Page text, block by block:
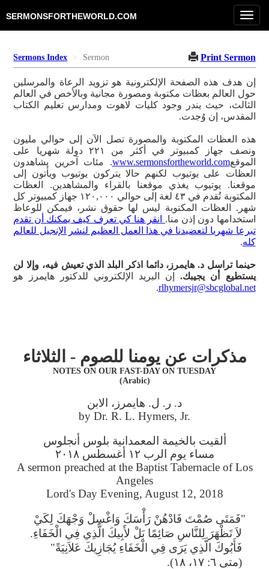
SERMONSFORTHEWORLD.COM
Sermons Index Sermon Print Sermon
إن هدف هذه الصفحة الإلكترونية هو تزويد الرعاة والمرسلين
حول العالم بعظات مكتوبة ومصورة مجانية وبالأخص في العالم
الثالث، حيث يندر وجود كليات لاهوت ومدارس تعليم الكتاب
المقدس، إن وُجدت.
هذه العظات المكتوبة والمصورة تصل الآن إلى حوالي مليون
ونصف جهاز كمبيوتر في أكثر من ٢٢١ دولة شهريا على
الموقعwww.sermonsfortheworld.com. مئات آخرين يشاهدون
العظات على يوتيوب لكنهم حالا يتركون يوتيوب ويأتون إلى
موقعنا. يوتيوب يغذي موقعنا بالقراء والمشاهدين. العظات
المكتوبة تُقدم في ٤٣ لغة إلى حوالي ١٢٠,٠٠٠ جهاز كمبيوتر كل
شهر. العظات المكتوبة ليس لها حقوق نشر، فيمكن للوعاظ
استخدامها دون إذن منا. انقر هنا كي تعرف كيف يمكنك أن تقدم
تبرعا شهريا لتعضيدنا في هذا العمل العظيم لنشر الإنجيل للعالم
كله.
حينما تراسل د. هايمرز، دائما اذكر البلد الذي تعيش فيه، وإلا لن
يستطيع أن يجيبك.
إن البريد الإلكتروني للدكتور هايمرز هو
rlhymersjr@sbcglobal.net
.
مذكرات عن يومنا للصوم - الثلاثاء
NOTES ON OUR FAST-DAY ON TUESDAY
(Arabic)
د. ر. ل. هايمرز، الابن
by Dr. R. L. Hymers, Jr.
ألقيت بالخيمة المعمدانية بلوس أنجلوس
مساء يوم الرب ١٢ أغسطس ٢٠١٨
A sermon preached at the Baptist Tabernacle of Los
Angeles
Lord's Day Evening, August 12, 2018
"فَمَتَى صُمْتَ فَادْهُنْ رَأْسَكَ وَاغْسِلْ وَجْهَكَ لِكَيْ
لاَ تَظْهَرَ لِلنَّاسِ صَائِمًا بَلْ لأَبِيكَ الَّذِي فِي الْخَفَاءِ.
فَأَبُوكَ الَّذِي يَرَى فِي الْخَفَاءِ يُجَازِيكَ عَلاَنِيَةً"
(متى ٦: ١٧، ١٨).